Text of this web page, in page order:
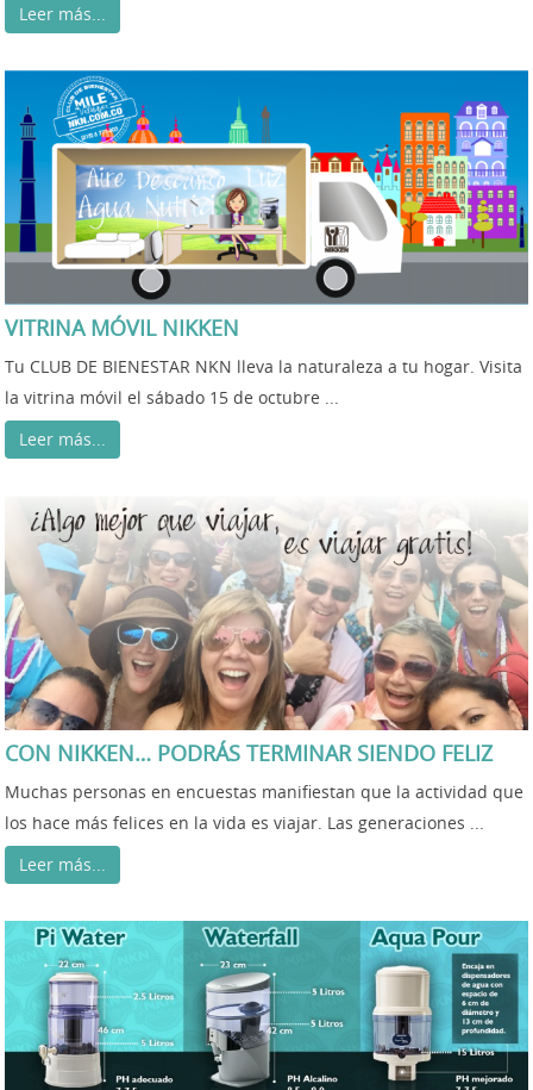
Leer más...
VITRINA MÓVIL NIKKEN
Tu CLUB DE BIENESTAR NKN lleva la naturaleza a tu hogar. Visita
la vitrina móvil el sábado 15 de octubre ...
Leer más...
CON NIKKEN… PODRÁS TERMINAR SIENDO FELIZ
Muchas personas en encuestas manifiestan que la actividad que
los hace más felices en la vida es viajar. Las generaciones ...
Leer más...